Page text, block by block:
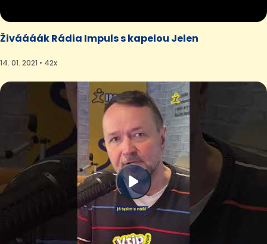
Živáááák Rádia Impuls s kapelou Jelen
14. 01. 2021 • 42x